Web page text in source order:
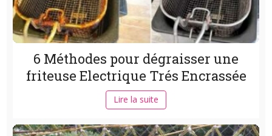
6 Méthodes pour dégraisser une
friteuse Electrique Trés Encrassée
Lire la suite